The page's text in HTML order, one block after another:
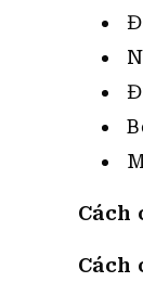
Cách
Cách